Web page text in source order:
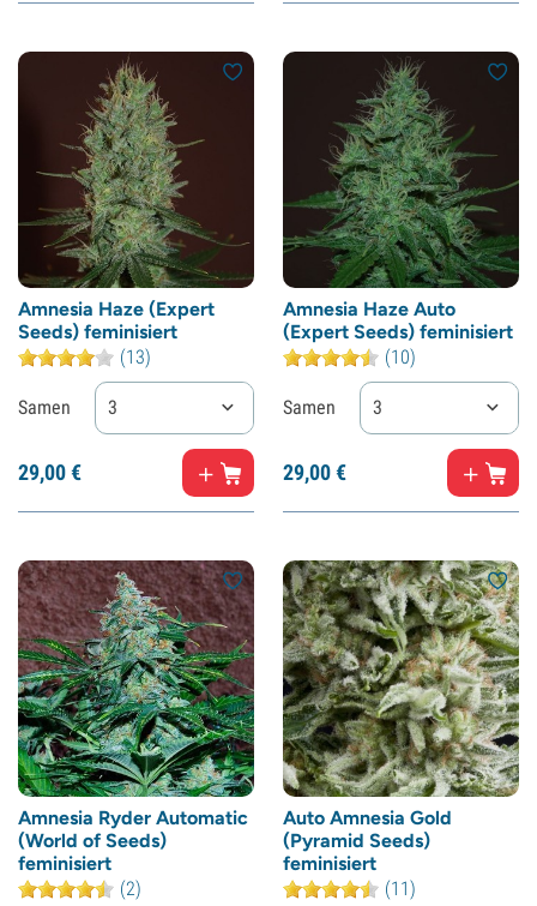
Amnesia Haze (Expert
Seeds) feminisiert
(13)
Samen 3
29,00€
Amnesia Haze Auto
(Expert Seeds) feminisiert
(10)
Samen 3
29,00€
Amnesia Ryder Automatic
(World of Seeds)
feminisiert
(2)
Auto Amnesia Gold
(Pyramid Seeds)
feminisiert
(11)